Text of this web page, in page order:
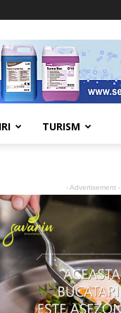
TURISM
- Advertisement -